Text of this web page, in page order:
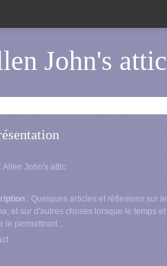
John's attic
: Allen John's attic
: Quelques articles et réflexions sur le
et sur d'autres choses lorsque le temps et
le permettront...